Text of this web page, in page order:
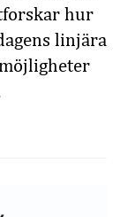
hur
linjära